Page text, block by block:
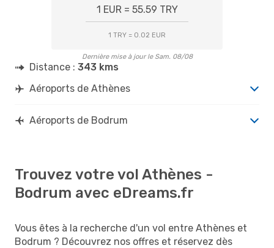
1 EUR = 55.59 TRY
1 TRY = 0.02 EUR
Dernière mise à jour le Sam. 08/08
Distance : 343 kms
Aéroports de Athènes
Aéroports de Bodrum
Trouvez votre vol Athènes -
Bodrum avec eDreams.fr
Vous êtes à la recherche d'un vol entre Athènes et
Bodrum ? Découvrez nos offres et réservez dès